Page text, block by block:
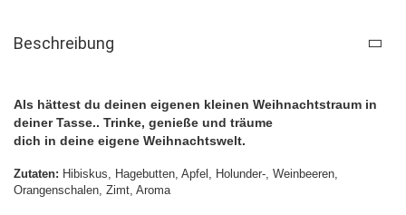
Beschreibung
Als hättest du deinen eigenen kleinen Weihnachtstraum in
deiner Tasse.. Trinke, genieße und träume
dich in deine eigene Weihnachtswelt.
Zutaten: Hibiskus, Hagebutten, Apfel, Holunder-, Weinbeeren,
Orangenschalen, Zimt, Aroma